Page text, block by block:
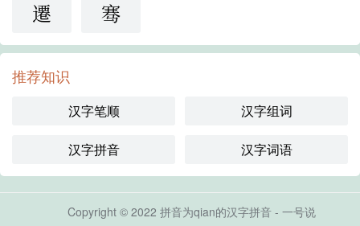
遷
骞
推荐知识
汉字笔顺 汉字组词
汉字拼音 汉字词语
Copyright © 2022 拼音为qian的汉字拼音 - 一号说